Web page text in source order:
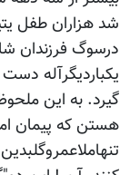
شد هزاران طفل
درسوگ فرزندان
یکباردیگرآله
گیرد. به این
هستن که پیمان